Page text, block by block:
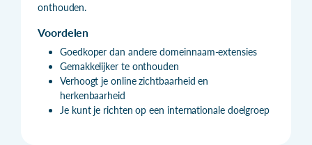
onthouden.
Voordelen
Goedkoper dan andere domeinnaam-extensies
Gemakkelijker te onthouden
Verhoogt je online zichtbaarheid en
herkenbaarheid
Je kunt je richten op een internationale doelgroep